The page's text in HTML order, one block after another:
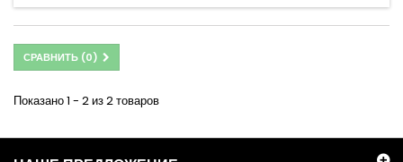
СРАВНИТЬ (0)
Показано 1 - 2 из 2 товаров